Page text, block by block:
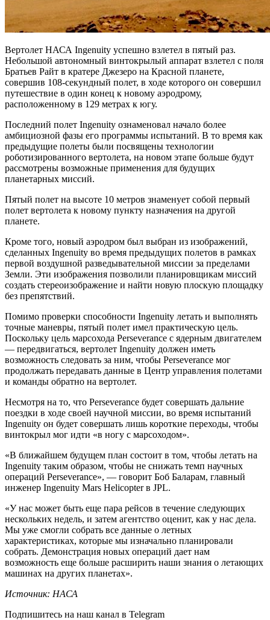
Вертолет НАСА Ingenuity успешно взлетел в пятый раз.
Небольшой автономный винтокрылый аппарат взлетел с поля
Братьев Райт в кратере Джезеро на Красной планете,
совершив 108-секундный полет, в ходе которого он совершил
путешествие в один конец к новому аэродрому,
расположенному в 129 метрах к югу.
Последний полет Ingenuity ознаменовал начало более
амбициозной фазы его программы испытаний. В то время как
предыдущие полеты были посвящены технологии
роботизированного вертолета, на новом этапе больше будут
рассмотрены возможные применения для будущих
планетарных миссий.
Пятый полет на высоте 10 метров знаменует собой первый
полет вертолета к новому пункту назначения на другой
планете.
Кроме того, новый аэродром был выбран из изображений,
сделанных Ingenuity во время предыдущих полетов в рамках
первой воздушной разведывательной миссии за пределами
Земли. Эти изображения позволили планировщикам миссий
создать стереоизображение и найти новую плоскую площадку
без препятствий.
Помимо проверки способности Ingenuity летать и выполнять
точные маневры, пятый полет имел практическую цель.
Поскольку цель марсохода Perseverance с ядерным двигателем
— передвигаться, вертолет Ingenuity должен иметь
возможность следовать за ним, чтобы Perseverance мог
продолжать передавать данные в Центр управления полетами
и команды обратно на вертолет.
Несмотря на то, что Perseverance будет совершать дальние
поездки в ходе своей научной миссии, во время испытаний
Ingenuity он будет совершать лишь короткие переходы, чтобы
винтокрыл мог идти «в ногу с марсоходом».
«В ближайшем будущем план состоит в том, чтобы летать на
Ingenuity таким образом, чтобы не снижать темп научных
операций Perseverance», — говорит Боб Баларам, главный
инженер Ingenuity Mars Helicopter в JPL.
«У нас может быть еще пара рейсов в течение следующих
нескольких недель, и затем агентство оценит, как у нас дела.
Мы уже смогли собрать все данные о летных
характеристиках, которые мы изначально планировали
собрать. Демонстрация новых операций дает нам
возможность еще больше расширить наши знания о летающих
машинах на других планетах».
Источник: НАСА
Подпишитесь на наш канал в Telegram